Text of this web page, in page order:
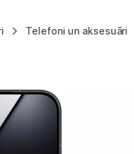
Telefoni un aksesuāri
visā lapā.